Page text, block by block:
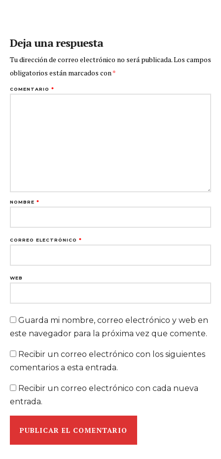
Deja una respuesta
Tu dirección de correo electrónico no será publicada.Los campos
obligatorios están marcados con*
COMENTARIO *
NOMBRE *
CORREO ELECTRÓNICO *
WEB
Guarda mi nombre, correo electrónico y web en
este navegador para la próxima vez que comente.
Recibir un correo electrónico con los siguientes
comentarios a esta entrada.
Recibir un correo electrónico con cada nueva
entrada.